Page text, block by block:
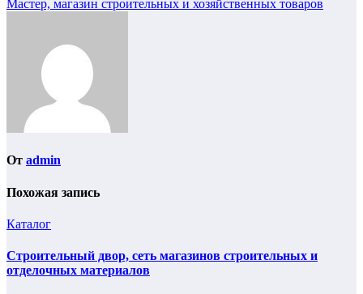
Мастер, магазин строительных и хозяйственных товаров
От admin
Похожая запись
Каталог
Строительный двор, сеть магазинов строительных и
отделочных материалов